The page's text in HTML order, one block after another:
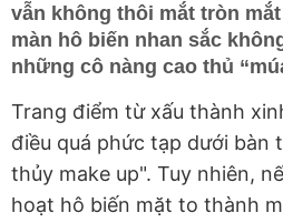
vẫn không thôi mắt tròn
màn hô biến nhan sắc
những cô nàng cao thủ
Trang điểm từ xấu thành
điều quá phức tạp dưới bàn
thủy make up". Tuy nhiên,
hoạt hô biến mặt to thành